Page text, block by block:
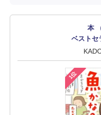
本
ベストセ
1位